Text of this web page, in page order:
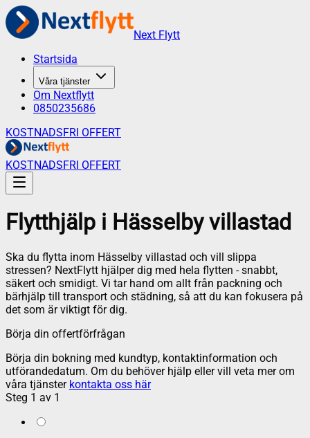
Next Flytt
Startsida
Våra tjänster
Om Nextflytt
0850235686
KOSTNADSFRI OFFERT
KOSTNADSFRI OFFERT
Flytthjälp i Hässelby villastad
Ska du flytta inom Hässelby villastad och vill slippa
stressen? NextFlytt hjälper dig med hela flytten - snabbt,
säkert och smidigt. Vi tar hand om allt från packning och
bärhjälp till transport och städning, så att du kan fokusera på
det som är viktigt för dig.
Börja din offertförfrågan
Börja din bokning med kundtyp, kontaktinformation och
utförandedatum. Om du behöver hjälp eller vill veta mer om
våra tjänster kontakta oss här
Steg 1 av 1